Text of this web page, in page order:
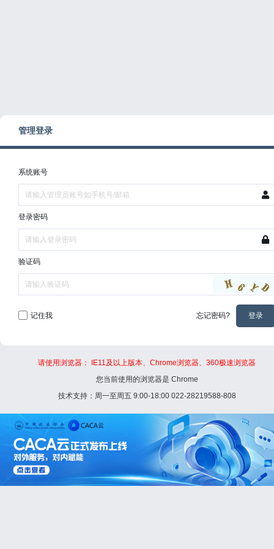
管理登录
系统账号
登录密码
验证码
记住我 登录
忘记密码?
请使用浏览器： IE11及以上版本、Chrome浏览器、360极速浏览器
您当前使用的浏览器是 Chrome
技术支持：周一至周五 9:00-18:00 022-28219588-808